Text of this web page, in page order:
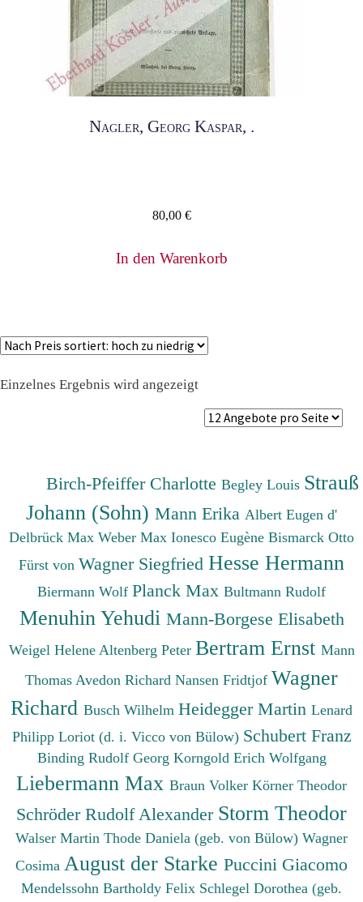
Nagler, Georg Kaspar, .
80,00 €
In den Warenkorb
Einzelnes Ergebnis wird angezeigt
Birch-Pfeiffer CharlotteBegley Louis Strauß
Johann (Sohn) Mann Erika Albert Eugen d'
Delbrück Max Weber Max Ionesco Eugène Bismarck Otto
Fürst von Wagner Siegfried Hesse Hermann
Biermann Wolf Planck Max Bultmann Rudolf
Menuhin Yehudi Mann-Borgese Elisabeth
Weigel Helene Altenberg Peter Bertram Ernst Mann
Thomas Avedon Richard Nansen Fridtjof Wagner
Richard Busch Wilhelm Heidegger Martin Lenard
Philipp Loriot (d. i. Vicco von Bülow) Schubert Franz
Binding Rudolf Georg Korngold Erich Wolfgang
Liebermann Max Braun Volker Körner Theodor
Schröder Rudolf Alexander Storm Theodor
Walser Martin Thode Daniela (geb. von Bülow) Wagner
Cosima August der Starke Puccini Giacomo
Mendelssohn Bartholdy Felix Schlegel Dorothea (geb.